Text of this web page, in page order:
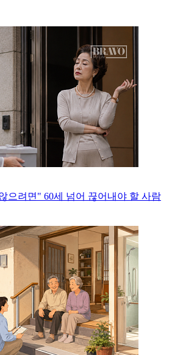
으려면" 60세 넘어 끊어내야 할 사람